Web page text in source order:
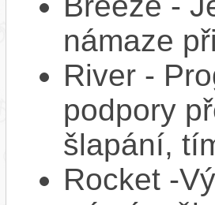
námaze
River -
podpory
šlapání,
Rocket -